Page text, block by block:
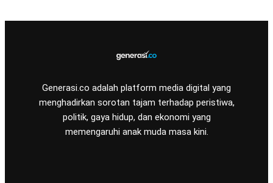
Generasi.co adalah platform media digital yang
menghadirkan sorotan tajam terhadap peristiwa,
politik, gaya hidup, dan ekonomi yang
memengaruhi anak muda masa kini.